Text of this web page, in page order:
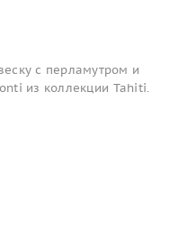
с перламутром и
из коллекции Tahiti.